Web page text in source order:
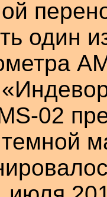
один
02
темной